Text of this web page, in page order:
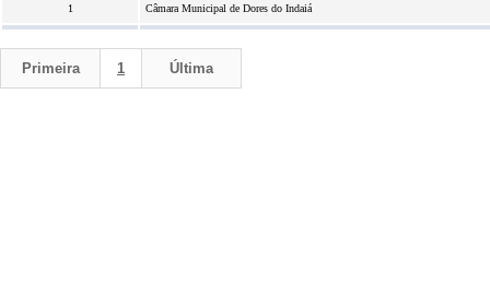
1 Câmara Municipal de Dores do Indaiá
Primeira 1 Última